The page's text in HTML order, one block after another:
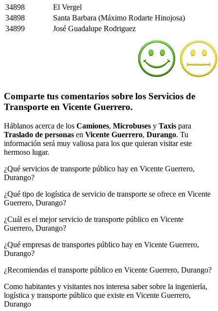
34898
El Vergel
34898
Santa Barbara (Máximo Rodarte Hinojosa)
34899
José Guadalupe Rodriguez
Comparte tus comentarios sobre los Servicios de
Transporte en Vicente Guerrero.
Háblanos acerca de los Camiones, Microbuses y Taxis para
Traslado de personas en Vicente Guerrero, Durango. Tu
información será muy valiosa para los que quieran visitar este
hermoso lugar.
¿Qué servicios de transporte público hay en Vicente Guerrero,
Durango?
¿Qué tipo de logística de servicio de transporte se ofrece en Vicente
Guerrero, Durango?
¿Cuál es el mejor servicio de transporte público en Vicente
Guerrero, Durango?
¿Qué empresas de transportes público hay en Vicente Guerrero,
Durango?
¿Recomiendas el transporte público en Vicente Guerrero, Durango?
Como habitantes y visitantes nos interesa saber sobre la ingeniería,
logística y transporte público que existe en Vicente Guerrero,
Durango